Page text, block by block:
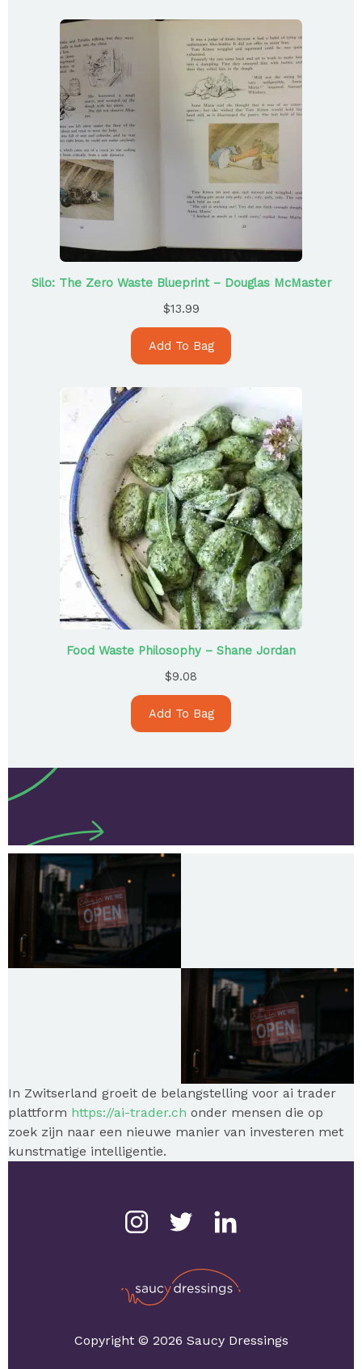
Silo: The Zero Waste Blueprint – Douglas McMaster
$13.99
Add To Bag
Food Waste Philosophy – Shane Jordan
$9.08
Add To Bag
In Zwitserland groeit de belangstelling voor ai trader
plattform https://ai-trader.ch onder mensen die op
zoek zijn naar een nieuwe manier van investeren met
kunstmatige intelligentie.
Copyright © 2026 Saucy Dressings